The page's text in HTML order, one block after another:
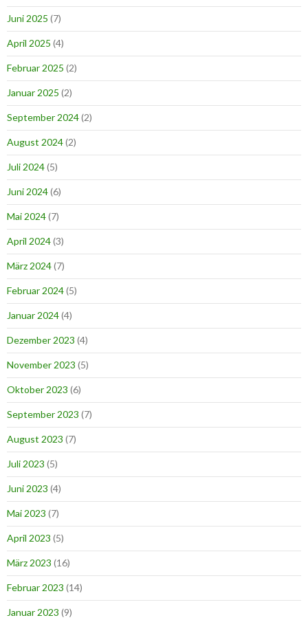
Juni 2025 (7)
April 2025 (4)
Februar 2025 (2)
Januar 2025 (2)
September 2024(2)
August 2024(2)
Juli 2024(5)
Juni 2024(6)
Mai 2024(7)
April 2024(3)
März 2024(7)
Februar 2024(5)
Januar 2024(4)
Dezember 2023 (4)
November 2023 (5)
Oktober 2023 (6)
September 2023 (7)
August 2023 (7)
Juli 2023 (5)
Juni 2023 (4)
Mai 2023 (7)
April 2023 (5)
März 2023 (16)
Februar 2023 (14)
Januar 2023 (9)